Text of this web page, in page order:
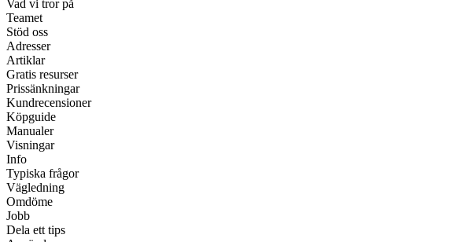
Vad vi tror på
Teamet
Stöd oss
Adresser
Artiklar
Gratis resurser
Prissänkningar
Kundrecensioner
Köpguide
Manualer
Visningar
Info
Typiska frågor
Vägledning
Omdöme
Jobb
Dela ett tips